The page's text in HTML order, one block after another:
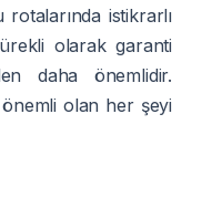
istikrarlı
olarak garanti
daha önemlidir.
olan her şeyi